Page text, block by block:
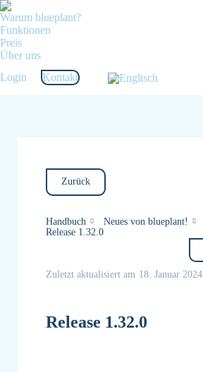
Warum blueplant?
Funktionen
Preis
Über uns
Login
Kontakt
Zurück
Handbuch Neues von blueplant!
Release 1.32.0
Release 1.32.0
Zuletzt aktualisiert am 18. Januar 2024